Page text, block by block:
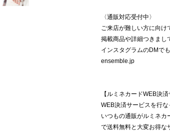
〈通販対応受付中〉
ご来店が難しい方に向け
掲載商品や詳細つきまし
インスタグラムのDMで
ensemble.jp
【ルミネカードWEB決済
WEB決済サービスを行な
いつもの通販がルミネカ
で送料無料と大変お得な